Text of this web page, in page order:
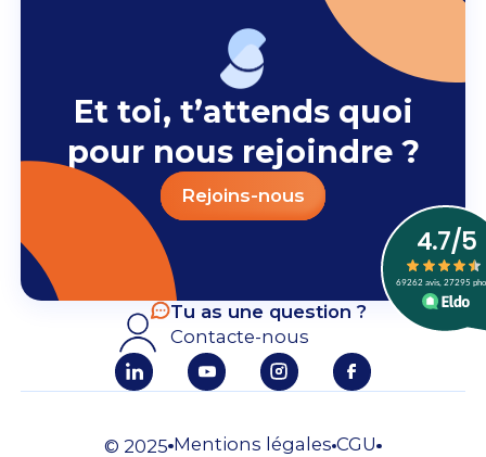
Et toi, t’attends quoi
pour nous rejoindre ?
Rejoins-nous
Tu as une question ?
Contacte-nous
© 2025 Mentions légales CGU